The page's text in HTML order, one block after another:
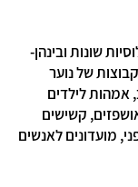
שונות ובינהן-
של נוער
אמהות לילדים
קשישים
מועדונים לאנשים